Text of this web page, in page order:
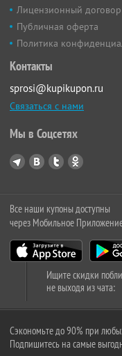
Лицензионный договор
Публичная оферта
Политика
Контакты
sprosi@kupikupon.ru
Связаться с нами
Мы в Соцсетях
Все наши купоны доступны
через Мобильное
Ищите скидки
не выходя из чата:
Сэкономьте до 90% при
Подпишитесь на самые